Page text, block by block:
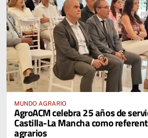
MUNDO AGRARIO
AgroACM celebra 25 años de
Castilla-La Mancha como
agrarios